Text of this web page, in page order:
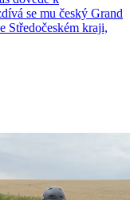
se mu český Grand
Středočeském kraji,